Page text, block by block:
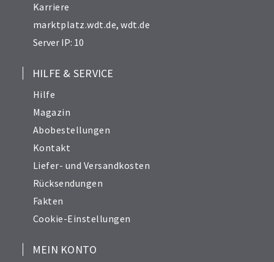
Karriere
marktplatz.wdt.de,wdt.de
Server IP: 10
HILFE & SERVICE
Hilfe
Magazin
Abobestellungen
Kontakt
Liefer- und Versandkosten
Rücksendungen
Fakten
Cookie-Einstellungen
MEIN KONTO